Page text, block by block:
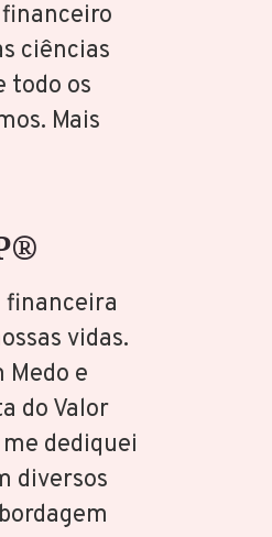
ciências
todo os
Mais
financeira
vidas.
Medo e
do Valor
dediquei
diversos